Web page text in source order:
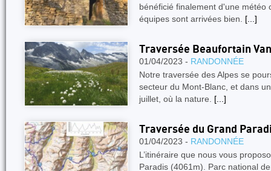
bénéficié finalement d'une météo
équipes sont arrivées bien. [...]
Traversée Beaufortain
01/04/2023 - RANDONNÉE
Notre traversée des Alpes se
secteur du Mont-Blanc, et dans
juillet, où la nature. [...]
Traversée du Grand
01/04/2023 - RANDONNÉE
L’itinéraire que nous vous
Paradis (4061m). Parc national